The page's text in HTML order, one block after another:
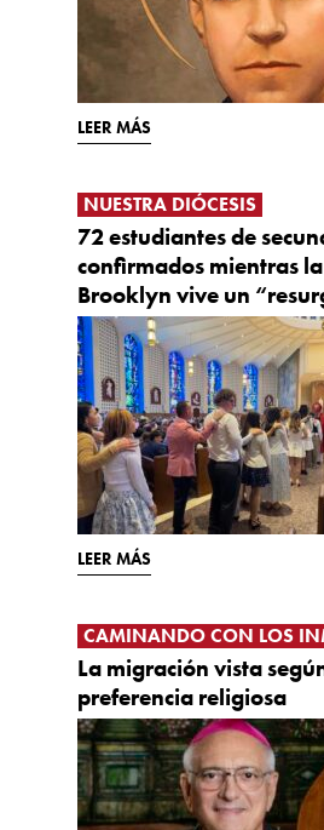
LEER MÁS
NUESTRA DIÓCESIS
72 estudiantes de
confirmados mientras
Brooklyn vive un
LEER MÁS
CAMINANDO CON LOS
La migración vista
preferencia religiosa